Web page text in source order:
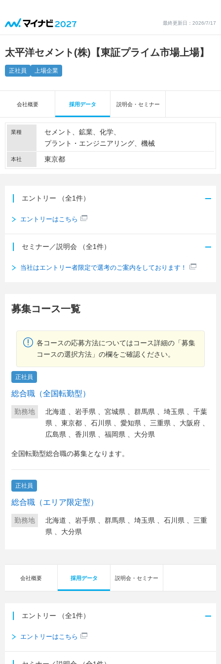
最終更新日：2026/7/17
太平洋セメント(株)【東証プライム市場上場】
正社員 上場企業
会社概要 採用データ 説明会・セミナー
業種 セメント 鉱業
化学
プラント・エンジニアリング
機械
本社 東京都
エントリー （全1件）
エントリーはこちら
セミナー／説明会 （全1件）
当社はエントリー者限定で選考のご案内をしております！
募集コース一覧
各コースの応募方法についてはコース詳細の「募集
コースの選択方法」の欄をご確認ください。
正社員
総合職（全国転勤型）
勤務地 北海道 岩手県 宮城県 群馬県 埼玉県
千葉
県
東京都 石川県 愛知県 三重県 大阪府
広島県
香川県 福岡県 大分県
全国転勤型総合職の募集となります。
正社員
総合職（エリア限定型）
勤務地 北海道 岩手県 群馬県 埼玉県 石川県
三重
県
大分県
会社概要 採用データ 説明会・セミナー
エントリー （全1件）
エントリーはこちら